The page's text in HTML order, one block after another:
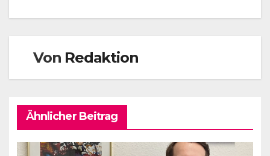
Von Redaktion
Ähnlicher Beitrag